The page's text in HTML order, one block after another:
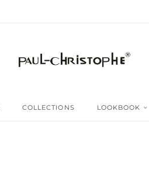
COLLECTIONS LOOKBOOK